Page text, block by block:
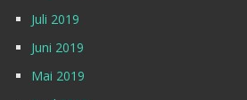
Juli 2019
Juni 2019
Mai 2019